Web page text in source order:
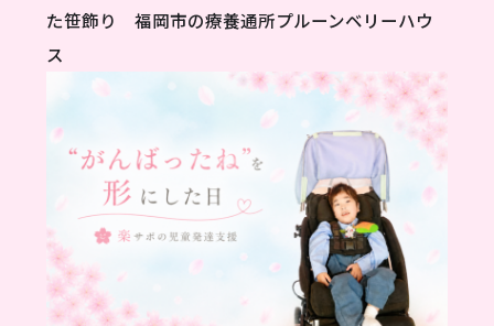
た笹飾り 福岡市の療養通所プルーンベリーハウ
ス